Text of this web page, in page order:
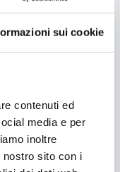
sui cookie
contenuti ed
media e per
inoltre
sito con i
di mercato
allo stand
del
per una
mobili e
e per